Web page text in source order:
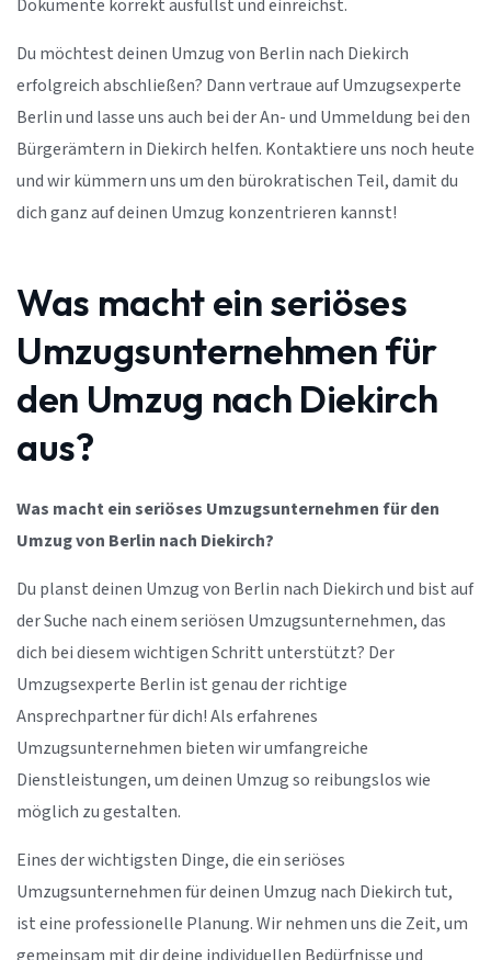
Dokumente korrekt ausfüllst und einreichst.
Du möchtest deinen Umzug von Berlin nach Diekirch
erfolgreich abschließen? Dann vertraue auf Umzugsexperte
Berlin und lasse uns auch bei der An- und Ummeldung bei den
Bürgerämtern in Diekirch helfen. Kontaktiere uns noch heute
und wir kümmern uns um den bürokratischen Teil, damit du
dich ganz auf deinen Umzug konzentrieren kannst!
Was macht ein seriöses
Umzugsunternehmen für
den Umzug nach Diekirch
aus?
Was macht ein seriöses Umzugsunternehmen für den
Umzug von Berlin nach Diekirch?
Du planst deinen Umzug von Berlin nach Diekirch und bist auf
der Suche nach einem seriösen Umzugsunternehmen, das
dich bei diesem wichtigen Schritt unterstützt? Der
Umzugsexperte Berlin ist genau der richtige
Ansprechpartner für dich! Als erfahrenes
Umzugsunternehmen bieten wir umfangreiche
Dienstleistungen, um deinen Umzug so reibungslos wie
möglich zu gestalten.
Eines der wichtigsten Dinge, die ein seriöses
Umzugsunternehmen für deinen Umzug nach Diekirch tut,
ist eine professionelle Planung. Wir nehmen uns die Zeit, um